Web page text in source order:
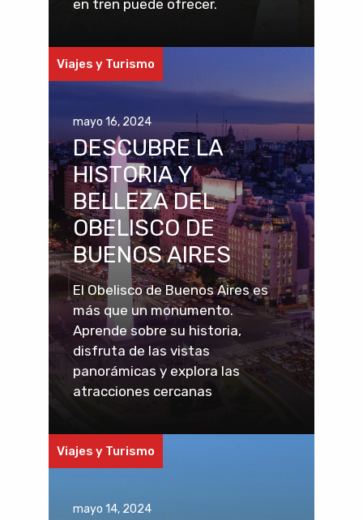
en tren puede ofrecer.
Viajes y Turismo
mayo 16, 2024
DESCUBRE LA
HISTORIA Y
BELLEZA DEL
OBELISCO DE
BUENOS AIRES
El Obelisco de Buenos Aires es
más que un monumento.
Aprende sobre su historia,
disfruta de las vistas
panorámicas y explora las
atracciones cercanas
Viajes y Turismo
mayo 14, 2024